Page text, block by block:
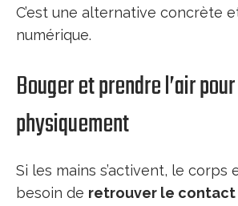
C’est une alternative concrète
numérique.
Bouger et prendre l’air
physiquement
Si les mains s’activent, le corps
besoin de retrouver le contact